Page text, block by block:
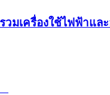
วมเครื่องใช้ไฟฟ้าแ